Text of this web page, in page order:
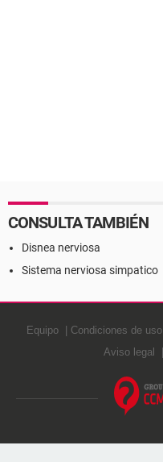
CONSULTA TAMBIÉN
Disnea nerviosa
Sistema nerviosa simpatico
Equipo Condiciones de uso
Aviso legal